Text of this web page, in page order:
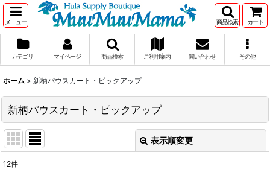
メニュー 商品検索 カート
カテゴリ マイページ 商品検索 ご利用案内 問い合わせ その他
ホーム > 新柄パウスカート・ピックアップ
新柄パウスカート・ピックアップ
表示順変更
12件